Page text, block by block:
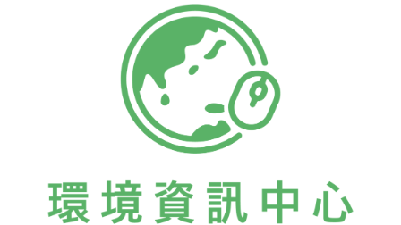
究成果於2013年12月23日 發表於《天文物理期刊通訊》
（The Astrophysical Journal Letters）。中研院表示，由
星系噴出的強力噴流是由離子化後的電漿所組成，其源頭
可追溯到活躍星系中心（活躍星系核）緊鄰於超大質量
（太陽質量的百萬至百億倍）黑洞的區域。某些噴流的範
圍甚至可以長達千萬光年，遠比黑洞所處的星系本身更
大，並且速度高達光速的99%以上。當高速運動的噴流行
速度大於光速的錯覺。這樣的